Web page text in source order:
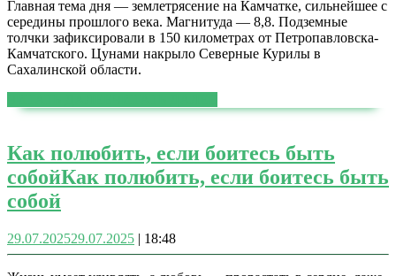
Главная тема дня — землетрясение на Камчатке, сильнейшее с
середины прошлого века. Магнитуда — 8,8. Подземные
толчки зафиксировали в 150 километрах от Петропавловска-
Камчатского. Цунами накрыло Северные Курилы в
Сахалинской области.
Как полюбить, если боитесь быть
собойКак полюбить, если боитесь быть
собой
29.07.202529.07.2025 | 18:48